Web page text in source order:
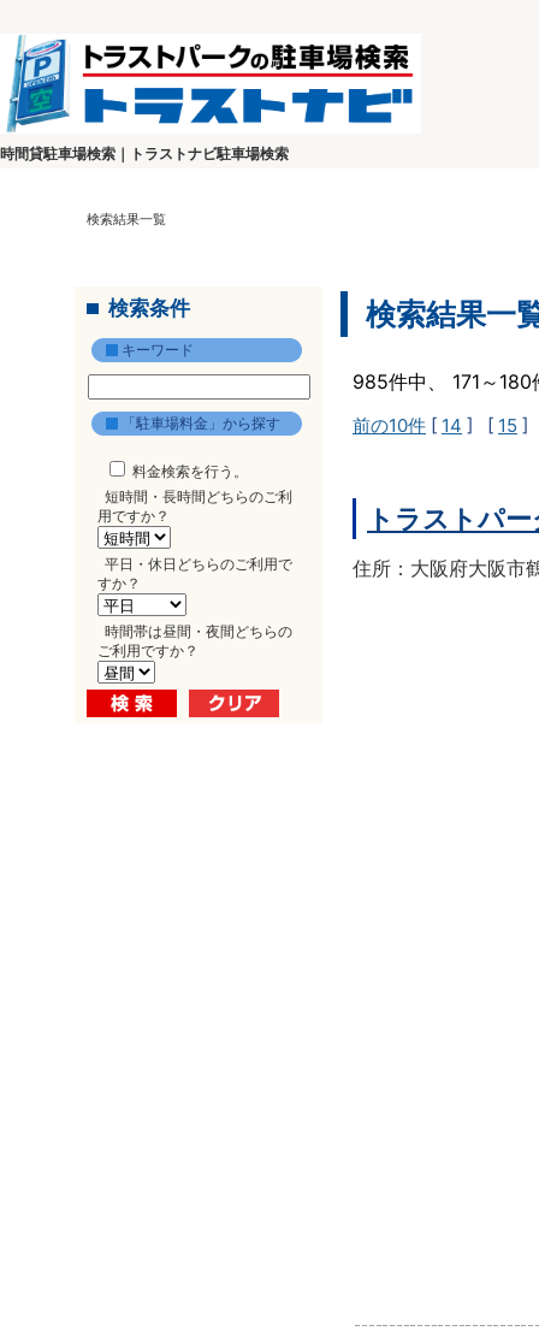
時間貸駐車場検索｜トラストナビ駐車場検索
検索結果一覧
検索条件
キーワード
「駐車場料金」から探す
料金検索を行う。
短時間・長時間どちらのご利
用ですか？
平日・休日どちらのご利用で
すか？
時間帯は昼間・夜間どちらの
ご利用ですか？
検索結果一
985件中、 171～
前の10件 [ 14 ] [ 15 ]
トラストパ
住所：大阪府大阪市